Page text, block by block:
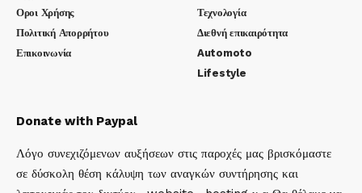
Οροι Χρήσης
Πολιτική Απορρήτου
Επικοινωνία
Τεχνολογία
Διεθνή επικαιρότητα
Automoto
Lifestyle
Donate with Paypal
Λόγο συνεχιζόμενων αυξήσεων στις παροχές μας βρισκόμαστε
σε δύσκολη θέση κάλυψη των αναγκών συντήρησης και